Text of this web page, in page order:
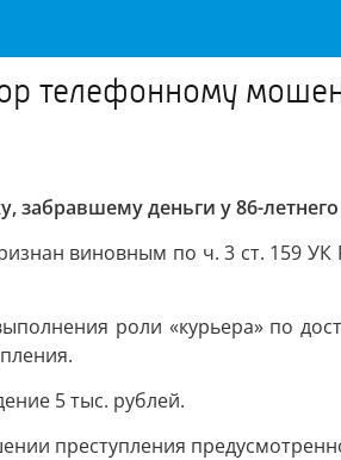
телефонному
деньги у 86-
виновным по ч. 3 ст. 159
роли «курьера» по
5 тыс. рублей.
преступления